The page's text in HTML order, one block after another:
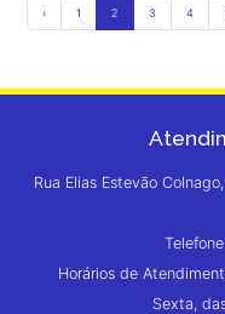
‹ 1 2 3 4
Rua Elias Estevão
Horários de
Sexta,